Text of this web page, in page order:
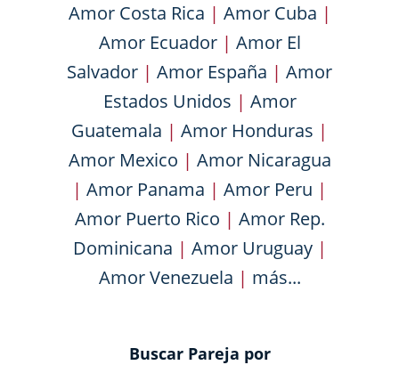
Amor Costa Rica | Amor Cuba |
Amor Ecuador| Amor El
Salvador | Amor España | Amor
Estados Unidos | Amor
Guatemala | Amor Honduras |
Amor Mexico | Amor Nicaragua
| Amor Panama | Amor Peru |
Amor Puerto Rico | Amor Rep.
Dominicana | Amor Uruguay|
Amor Venezuela | más...
Buscar Pareja por